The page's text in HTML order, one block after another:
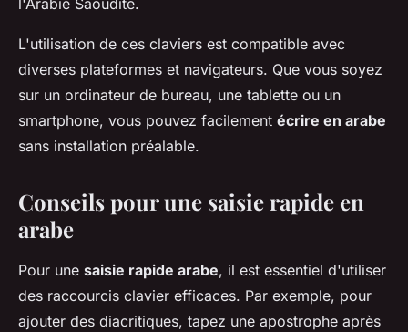
l'Arabie Saoudite.
L'utilisation de ces claviers est compatible avec
diverses plateformes et navigateurs. Que vous soyez
sur un ordinateur de bureau, une tablette ou un
smartphone, vous pouvez facilement écrire en arabe
sans installation préalable.
Conseils pour une saisie rapide en
arabe
Pour une saisie rapide arabe, il est essentiel d'utiliser
des raccourcis clavier efficaces. Par exemple, pour
ajouter des diacritiques, tapez une apostrophe après